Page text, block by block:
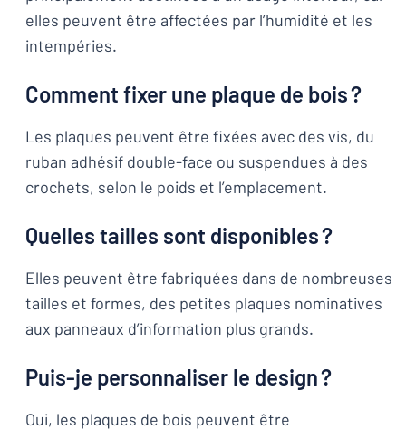
elles peuvent être affectées par l’humidité et les
intempéries.
Comment fixer une plaque de bois ?
Les plaques peuvent être fixées avec des vis, du
ruban adhésif double-face ou suspendues à des
crochets, selon le poids et l’emplacement.
Quelles tailles sont disponibles ?
Elles peuvent être fabriquées dans de nombreuses
tailles et formes, des petites plaques nominatives
aux panneaux d’information plus grands.
Puis-je personnaliser le design ?
Oui, les plaques de bois peuvent être